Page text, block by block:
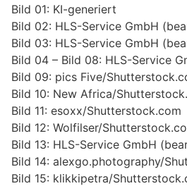
Bild 01: KI-generiert
Bild 02: HLS-Service GmbH
Bild 03: HLS-Service GmbH
Bild 04 – Bild 08: HLS-Service
Bild 09: pics Five/
Bild 10: New Africa/
Bild 11: esoxx/Shutterstock.com
Bild 12: Wolfilser/
Bild 13: HLS-Service GmbH
Bild 14: alexgo.photography/
Bild 15: klikkipetra/